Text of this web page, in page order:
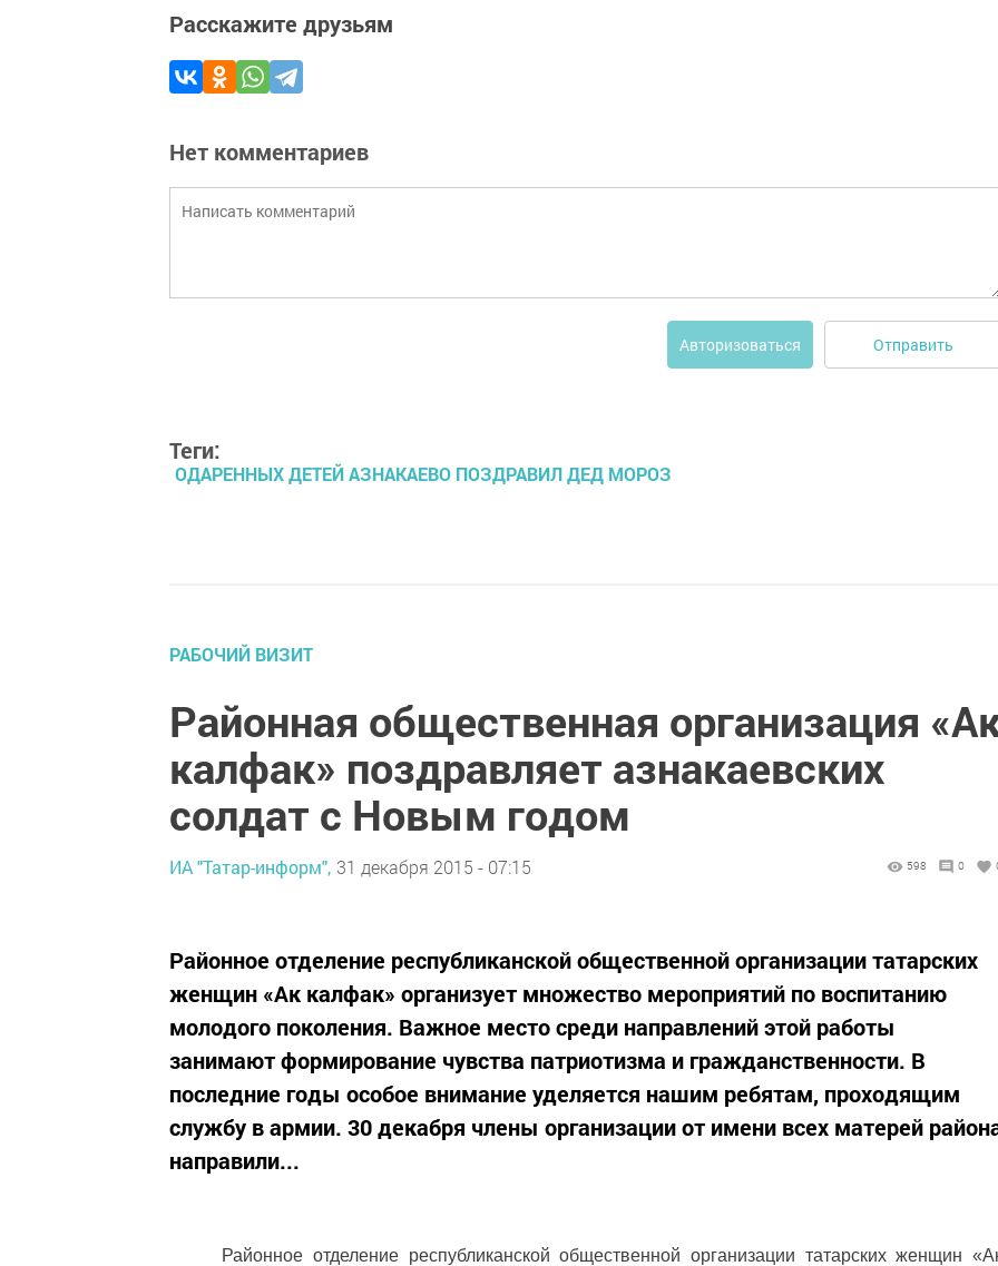
Расскажите друзьям
Нет комментариев
Авторизоваться Отправить
Теги:
ОДАРЕННЫХ ДЕТЕЙ АЗНАКАЕВО ПОЗДРАВИЛ ДЕД МОРОЗ
РАБОЧИЙ ВИЗИТ
Районная общественная организация
калфак» поздравляет азнакаевских
солдат с Новым годом
ИА "Татар-информ", 31 декабря 2015 - 07:15 598 0
Районное отделение республиканской общественной организации татарских
женщин «Ак калфак» организует множество мероприятий по воспитанию
молодого поколения. Важное место среди направлений этой работы
занимают формирование чувства патриотизма и гражданственности. В
последние годы особое внимание уделяется нашим ребятам, проходящим
службу в армии. 30 декабря члены организации от имени всех матерей
направили...
Районное отделение республиканской общественной организации татарских женщин